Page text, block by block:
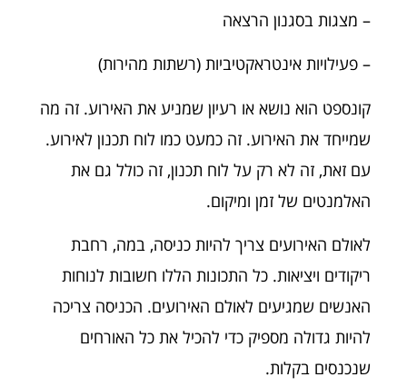
– מצגות בסגנון הרצאה
– פעילויות אינטראקטיביות (רשתות מהירות)
קונספט הוא נושא או רעיון שמניע את האירוע. זה מה
שמייחד את האירוע. זה כמעט כמו לוח תכנון לאירוע.
עם זאת, זה לא רק על לוח תכנון, זה כולל גם את
האלמנטים של זמן ומיקום.
לאולם האירועים צריך להיות כניסה, במה, רחבת
ריקודים ויציאות. כל התכונות הללו חשובות לנוחות
האנשים שמגיעים לאולם האירועים. הכניסה צריכה
להיות גדולה מספיק כדי להכיל את כל האורחים
שנכנסים בקלות.